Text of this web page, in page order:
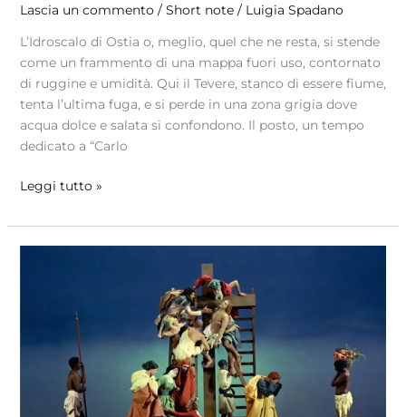
Lascia un commento / Short note/ Luigia Spadano
L’Idroscalo di Ostia o, meglio, quel che ne resta, si stende
come un frammento di una mappa fuori uso, contornato
di ruggine e umidità. Qui il Tevere, stanco di essere fiume,
tenta l’ultima fuga, e si perde in una zona grigia dove
acqua dolce e salata si confondono. Il posto, un tempo
dedicato a “Carlo
Leggi tutto »
s’infutura